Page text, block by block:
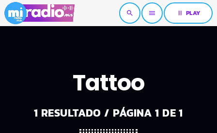
search menu pause PLAY
Tattoo
1 RESULTADO / PÁGINA 1 DE 1